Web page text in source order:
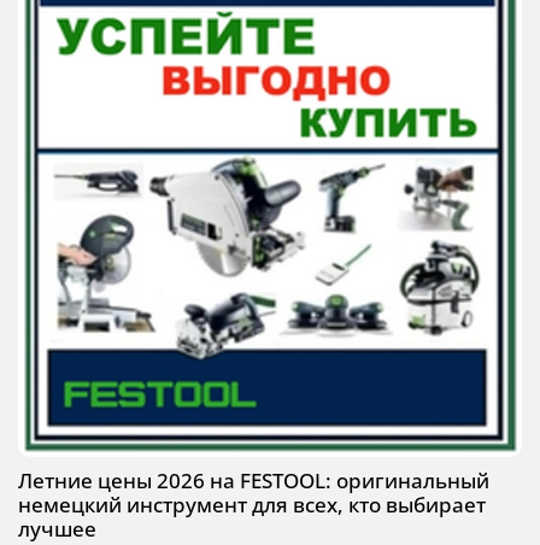
Летние цены 2026 на FESTOOL: оригинальный
немецкий инструмент для всех, кто выбирает
лучшее